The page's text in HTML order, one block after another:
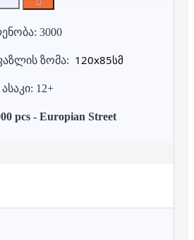
3000
ზომა: 120x85სმ
12+
pcs - Europian Street